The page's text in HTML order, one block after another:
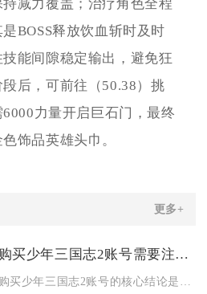
减力覆盖；治疗角色全程
BOSS释放饮血斩时及时
能间隙稳定输出，避免狂
后，可前往（50.38）挑
力量开启巨石门，最终
饰品英雄头巾。
更多+
购买少年三国志2账号需要注意哪些风险
购买少年三国志2账号的核心结论是：务必避开第三方私人交易渠道...